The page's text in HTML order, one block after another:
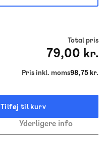
Total pris
79,00 kr.
Pris inkl. moms98,75 kr.
Tilføj til kurv
Yderligere info